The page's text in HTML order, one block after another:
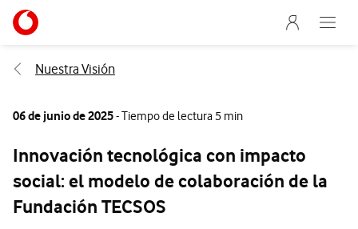
Ir a la pagina principal de vodafone.es
Menu
Abre
Nuestra Visión
06 de junio de 2025- Tiempo de lectura 5 min
Innovación tecnológica con impacto
social: el modelo de colaboración de la
Fundación TECSOS